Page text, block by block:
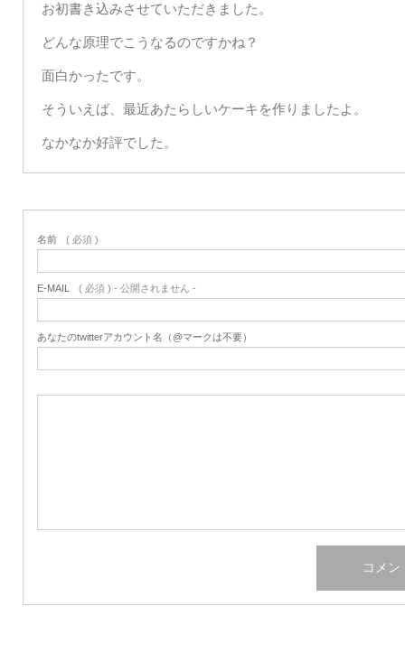
お初書き込みさせていただきました。
どんな原理でこうなるのですかね？
面白かったです。
そういえば、最近あたらしいケーキを作りましたよ。
なかなか好評でした。
名前 ( 必須 )
E-MAIL ( 必須 ) - 公開されません -
あなたのtwitterアカウント名（@マークは不要）